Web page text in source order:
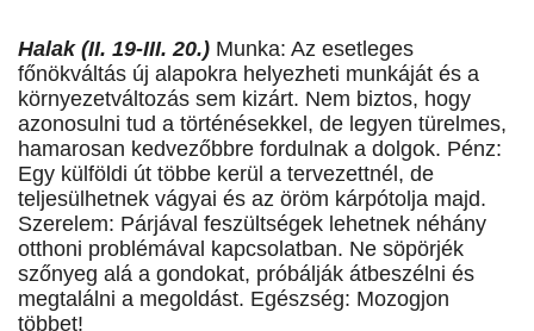
Halak (II. 19-III. 20.) Munka: Az esetleges
főnökváltás új alapokra helyezheti munkáját és a
környezetváltozás sem kizárt. Nem biztos, hogy
azonosulni tud a történésekkel, de legyen türelmes,
hamarosan kedvezőbbre fordulnak a dolgok. Pénz:
Egy külföldi út többe kerül a tervezettnél, de
teljesülhetnek vágyai és az öröm kárpótolja majd.
Szerelem: Párjával feszültségek lehetnek néhány
otthoni problémával kapcsolatban. Ne söpörjék
szőnyeg alá a gondokat, próbálják átbeszélni és
megtalálni a megoldást. Egészség: Mozogjon
többet!